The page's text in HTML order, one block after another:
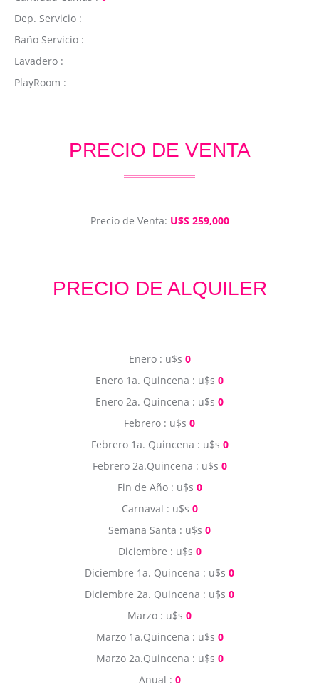
Dep. Servicio :
Baño Servicio :
Lavadero :
PlayRoom :
PRECIO DE VENTA
Precio de Venta: U$S 259,000
PRECIO DE ALQUILER
Enero : u$s 0
Enero 1a. Quincena : u$s 0
Enero 2a. Quincena : u$s 0
Febrero : u$s 0
Febrero 1a. Quincena : u$s 0
Febrero 2a.Quincena : u$s 0
Fin de Año : u$s 0
Carnaval : u$s 0
Semana Santa : u$s 0
Diciembre : u$s 0
Diciembre 1a. Quincena : u$s 0
Diciembre 2a. Quincena : u$s 0
Marzo : u$s 0
Marzo 1a.Quincena : u$s 0
Marzo 2a.Quincena : u$s 0
Anual : 0